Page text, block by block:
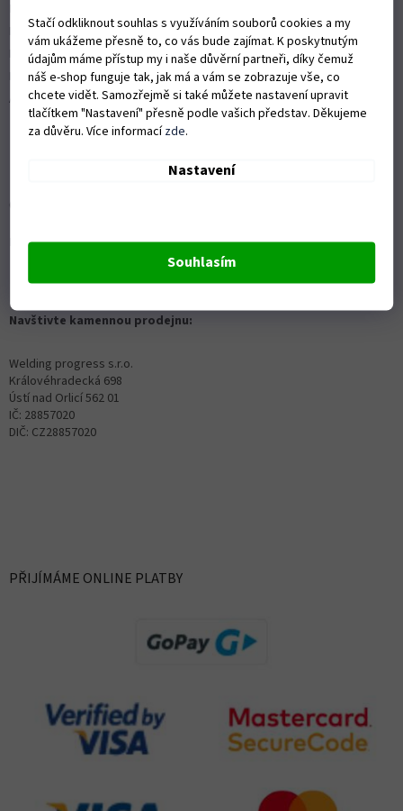
Stačí odkliknout souhlas s využíváním souborů cookies a my
vám ukážeme přesně to, co vás bude zajímat. K poskytnutým
údajům máme přístup my i naše důvěrní partneři, díky čemuž
náš e-shop funguje tak, jak má a vám se zobrazuje vše, co
chcete vidět. Samozřejmě si také můžete nastavení upravit
tlačítkem "Nastavení" přesně podle vašich představ. Děkujeme
za důvěru. Více informacízde.
Nastavení
Souhlasím
ISO 9001:2015
Politika kvality
Předváděcí stroje Husqvarna
Autorizovaný servis Husqvarna
Kontaktní formulář ZDE
Navštivte kamennou prodejnu:
Welding progress s.r.o.
Královéhradecká 698
Ústí nad Orlicí 562 01
IČ: 28857020
DIČ: CZ28857020
PŘIJÍMÁME ONLINE PLATBY